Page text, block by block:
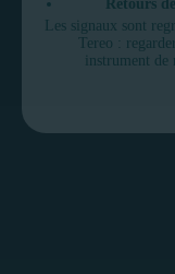
Retours
Les signaux sont
Tereo :
instrument de